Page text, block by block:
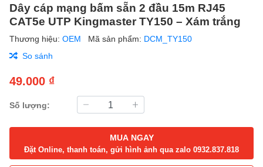
Dây cáp mạng bấm sẵn 2 đầu 15m RJ45
CAT5e UTP Kingmaster TY150 – Xám trắng
Thương hiệu: OEM Mã sản phẩm: DCM_TY150
So sánh
49.000 ₫
Số lượng:
MUA NGAY
Đặt Online, thanh toán, gửi hình ảnh qua zalo 0932.837.818